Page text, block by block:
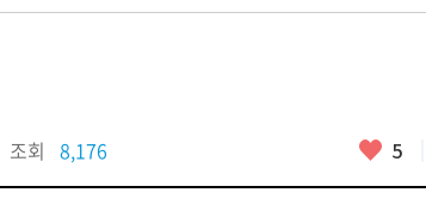
조회 8,176 좋
요
5